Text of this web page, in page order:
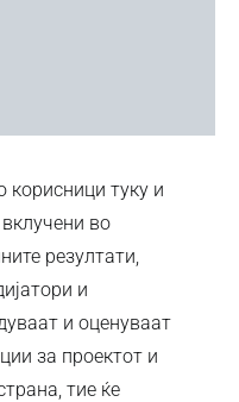
корисници туку и
во
резултати,
и
и оценуваат
за проектот и
тие ќе